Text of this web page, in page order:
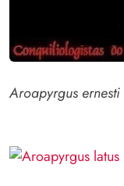
Aroapyrgus ernesti